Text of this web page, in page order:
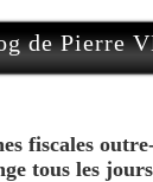
de Pierre
fiscales
tous les jours